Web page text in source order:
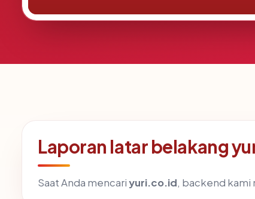
Laporan latar belakang
Saat Anda mencariyuri.co.id, backend kami